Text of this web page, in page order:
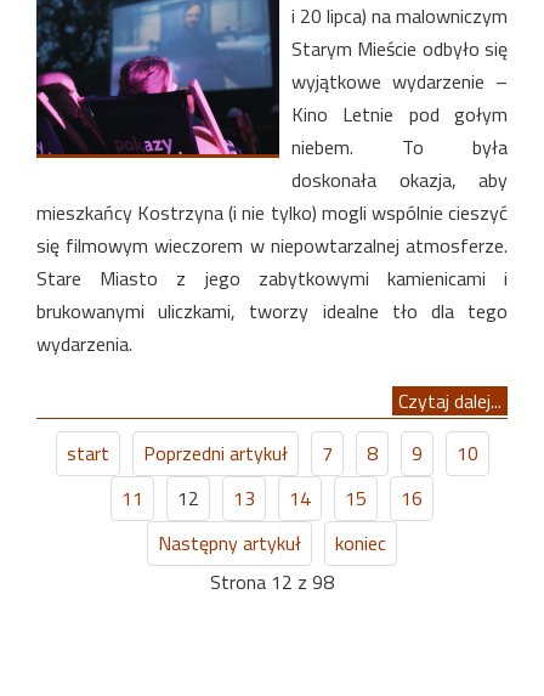
i 20 lipca) na malowniczym
Starym Mieście odbyło się
wyjątkowe wydarzenie –
Kino Letnie pod gołym
niebem. To była
doskonała okazja, aby
mieszkańcy Kostrzyna (i nie tylko) mogli wspólnie cieszyć
się filmowym wieczorem w niepowtarzalnej atmosferze.
Stare Miasto z jego zabytkowymi kamienicami i
brukowanymi uliczkami, tworzy idealne tło dla tego
wydarzenia.
Czytaj dalej...
start
Poprzedni artykuł 7 8 9
10
11
12 13 14 15
16
Następny artykuł
koniec
Strona 12 z 98